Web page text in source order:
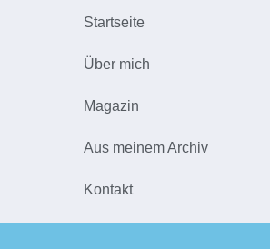
Startseite
Über mich
Magazin
Aus meinem Archiv
Kontakt